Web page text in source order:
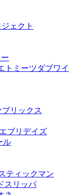
ェクト
トミーツダブワイ
リックス
ブリデイズ
ル
ティックマン
スリッパ